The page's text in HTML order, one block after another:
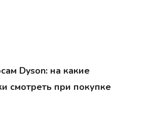
Dyson: на какие
смотреть при покупке